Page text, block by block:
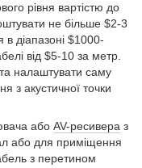
рівня вартістю до
не більше $2-3
діапазоні $1000-
від $5-10 за метр.
налаштувати саму
з акустичної точки
або AV-ресивера з
або для приміщення
з перетином